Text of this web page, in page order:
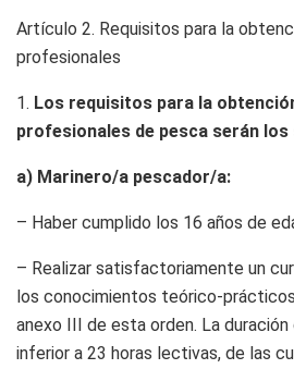
Artículo 2. Requisitos para la
profesionales
1. Los requisitos para la
profesionales de pesca serán
a) Marinero/a pescador/a:
– Haber cumplido los 16 años de
– Realizar satisfactoriamente un
los conocimientos teórico-
anexo III de esta orden. La
inferior a 23 horas lectivas, de las